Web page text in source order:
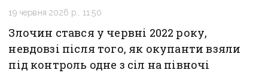
19 червня 2026 р., 11:50
Злочин стався у червні 2022 року,
невдовзі після того, як окупанти взяли
під контроль одне з сіл на півночі